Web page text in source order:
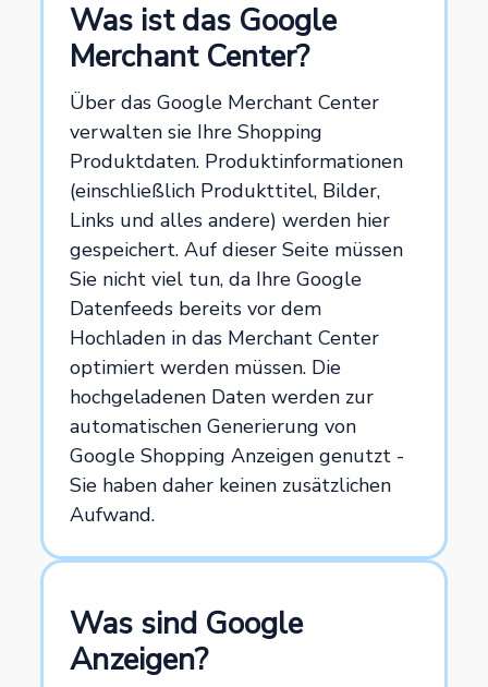
Was ist das Google
Merchant Center?
Über das Google Merchant Center
verwalten sie Ihre Shopping
Produktdaten. Produktinformationen
(einschließlich Produkttitel, Bilder,
Links und alles andere) werden hier
gespeichert. Auf dieser Seite müssen
Sie nicht viel tun, da Ihre Google
Datenfeeds bereits vor dem
Hochladen in das Merchant Center
optimiert werden müssen. Die
hochgeladenen Daten werden zur
automatischen Generierung von
Google Shopping Anzeigen genutzt -
Sie haben daher keinen zusätzlichen
Aufwand.
Was sind Google
Anzeigen?